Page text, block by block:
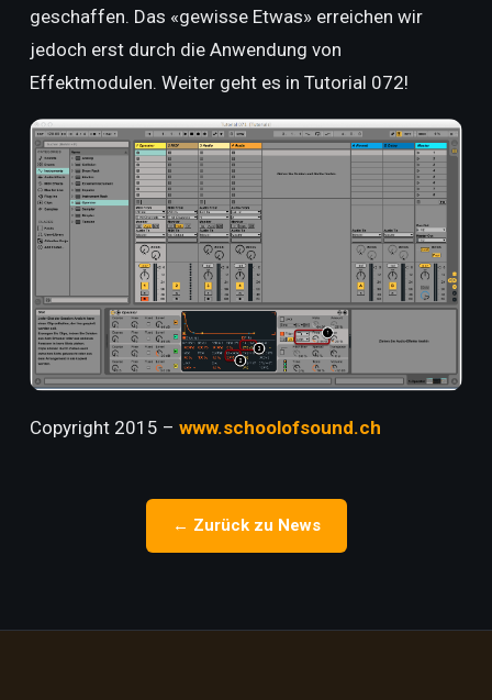
geschaffen. Das «gewisse Etwas» erreichen wir
jedoch erst durch die Anwendung von
Effektmodulen. Weiter geht es in Tutorial 072!
Copyright 2015 – www.schoolofsound.ch
← Zurück zu News